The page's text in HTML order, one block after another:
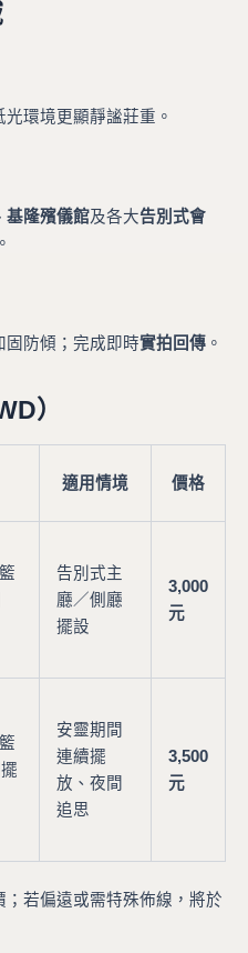
環境更顯靜謐莊重。
基隆殯儀館及各大告別式會
固防傾；完成即時實拍回傳 。
）
適用情境 價格
告別式主
廳／側廳
擺設
3,000
元
安靈期間
連續擺
放、夜間
追思
3,500
元
若偏遠或需特殊佈線，將於